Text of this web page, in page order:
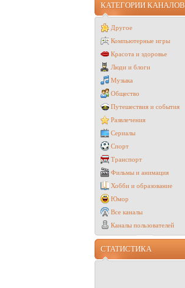
КАТЕГОРИИ КАНАЛОВ
Другое
Компьютерные игры
Красота и здоровье
Люди и блоги
Музыка
Общество
Путешествия и события
Развлечения
Сериалы
Спорт
Транспорт
Фильмы и анимация
Хобби и образование
Юмор
Все каналы
Каналы пользователей
СТАТИСТИКА